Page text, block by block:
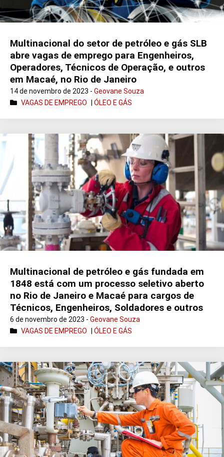
Multinacional do setor de petróleo e gás SLB
abre vagas de emprego para Engenheiros,
Operadores, Técnicos de Operação, e outros
em Macaé, no Rio de Janeiro
14 de novembro de 2023 - Geovane Souza
VAGAS DE EMPREGO
ÓLEO E GÁS
Multinacional de petróleo e gás fundada em
1848 está com um processo seletivo aberto
no Rio de Janeiro e Macaé para cargos de
Técnicos, Engenheiros, Soldadores e outros
6 de novembro de 2023 - Geovane Souza
VAGAS DE EMPREGO
ÓLEO E GÁS